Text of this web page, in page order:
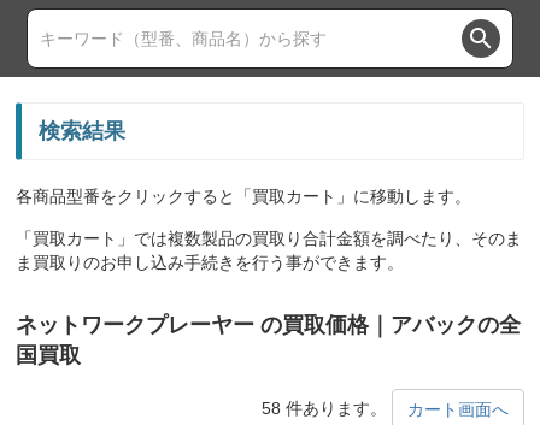
search
検索結果
各商品型番をクリックすると「買取カート」に移動します。
「買取カート」では複数製品の買取り合計金額を調べたり、そのま
ま買取りのお申し込み手続きを行う事ができます。
ネットワークプレーヤー の買取価格｜アバックの全
国買取
58 件あります。 カート画面へ